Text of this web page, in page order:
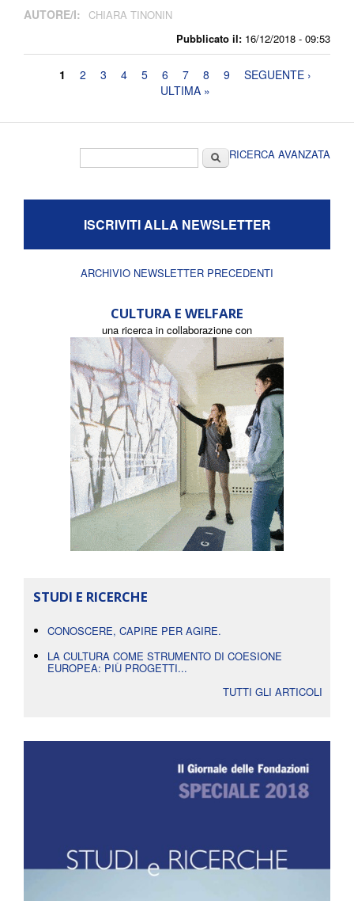
Pubblicato il: 16/12/2018 - 09:53
AUTORE/I: CHIARA TINONIN
Pagine
1 2 3 4 5 6 7 8 9
SEGUENTE ›
ULTIMA »
CercaRICERCA AVANZATA
ISCRIVITI ALLA NEWSLETTER
ARCHIVIO NEWSLETTER PRECEDENTI
CULTURA E WELFARE
una ricerca in collaborazione con
STUDI E RICERCHE
CONOSCERE, CAPIRE PER AGIRE.
LA CULTURA COME STRUMENTO DI COESIONE
EUROPEA: PIÙ PROGETTI...
TUTTI GLI ARTICOLI